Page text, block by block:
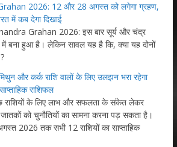
2026: 12 और 28 अगस्त को लगेगा ग्रहण,
में कब देगा दिखाई
Grahan 2026: इस बार सूर्य और चंद्र
बना हुआ है। लेकिन सावल यह है कि, क्या यह दोनों
और कर्क राशि वालों के लिए उलझन भरा रहेगा
राशिफल
राशियों के लिए लाभ और सफलता के संकेत लेकर
को चुनौतियों का सामना करना पड़ सकता है।
2026 तक सभी 12 राशियों का साप्ताहिक